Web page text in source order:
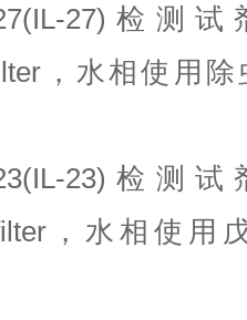
27)检测
，水相使用
23)检测
，水相使用